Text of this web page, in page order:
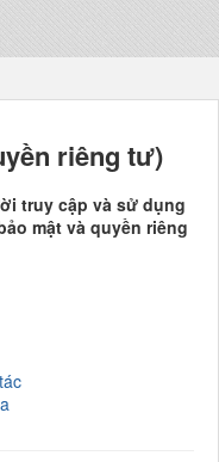
riêng tư)
truy cập và sử dụng
mật và quyền riêng